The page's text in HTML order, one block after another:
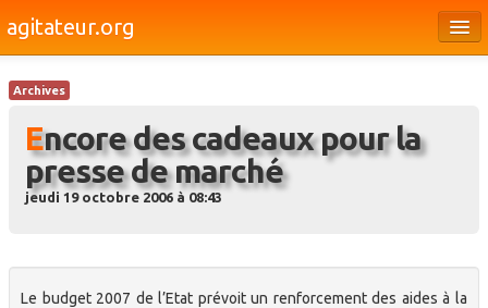
agitateur.org
Société
Culture
Archives
Encore des cadeaux pour la
presse de marché
jeudi 19 octobre 2006 à 08:43
Le budget 2007 de l’Etat prévoit un renforcement des aides à la